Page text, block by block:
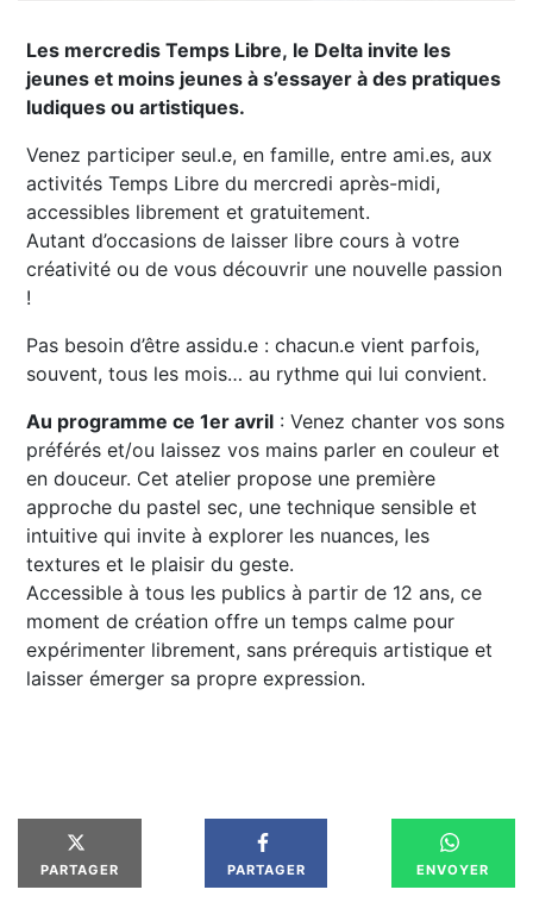
Les mercredis Temps Libre, le Delta invite les
jeunes et moins jeunes à s’essayer à des pratiques
ludiques ou artistiques.
Venez participer seul.e, en famille, entre ami.es, aux
activités Temps Libre du mercredi après-midi,
accessibles librement et gratuitement.
Autant d’occasions de laisser libre cours à votre
créativité ou de vous découvrir une nouvelle passion
!
Pas besoin d’être assidu.e : chacun.e vient parfois,
souvent, tous les mois… au rythme qui lui convient.
Au programme ce 1er avril : Venez chanter vos sons
préférés et/ou laissez vos mains parler en couleur et
en douceur. Cet atelier propose une première
approche du pastel sec, une technique sensible et
intuitive qui invite à explorer les nuances, les
textures et le plaisir du geste.
Accessible à tous les publics à partir de 12 ans, ce
moment de création offre un temps calme pour
expérimenter librement, sans prérequis artistique et
laisser émerger sa propre expression.
PARTAGER PARTAGER ENVOYER